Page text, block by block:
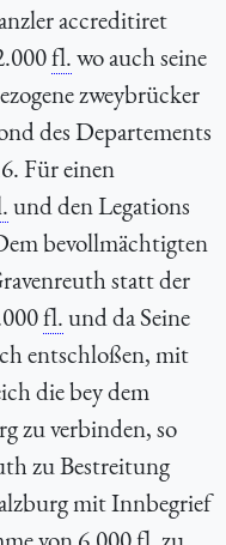
accreditiret
fl.wo auch seine
zweybrücker
des Departements
Für einen
und den Legations
bevollmächtigten
statt der
fl.und da Seine
entschloßen, mit
die bey dem
zu verbinden, so
zu Bestreitung
mit Innbegrief